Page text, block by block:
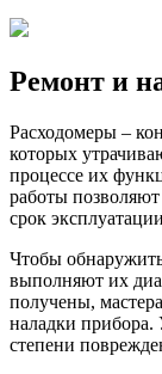
Ремонт и
Расходомеры –
которых
процессе их
работы
срок
Чтобы
выполняют их
получены,
наладки прибора.
степени